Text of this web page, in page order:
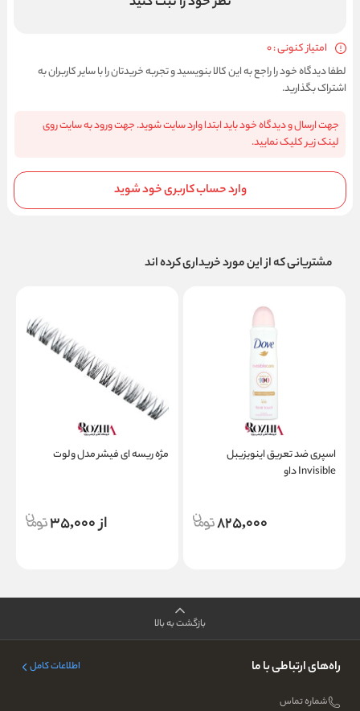
امتیاز کنونی : 0
لطفا دیدگاه خود را راجع به این کالا بنویسید و تجربه خریدتان را با سایر کاربران به
اشتراک بگذارید.
جهت ارسال و دیدگاه خود باید ابتدا وارد سایت شوید. جهت ورود به سایت روی
لینک زیر کلیک نمایید.
وارد حساب کاربری خود شوید
مشتریانی که از این مورد خریداری کرده اند
اسپری ضد تعریق اینویزیبل
Invisible داو
825,000
مژه ریسه ای فیشر مدل ولوت
از 35,000
بازگشت به بالا
راه‌های ارتباطی با ما اطلاعات کامل
شماره تماس